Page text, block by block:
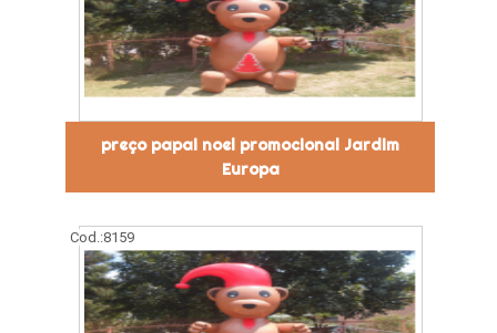
preço papai noel promocional Jardim
Europa
Cod.:8159